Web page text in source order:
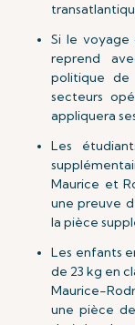
Si le voyage
reprend
politique de
secteurs
appliquera
Les
Maurice et
une preuve
la pièce
Les enfants
de 23 kg en
Maurice-
une pièce